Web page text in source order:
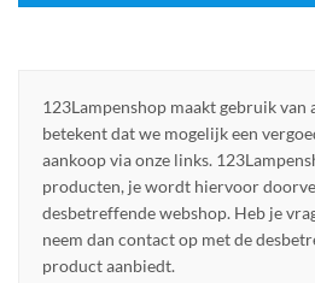
123Lampenshop maakt gebruik
betekent dat we mogelijk een
aankoop via onze links.
producten, je wordt hiervoor
desbetreffende webshop. Heb je
neem dan contact op met de
product aanbiedt.